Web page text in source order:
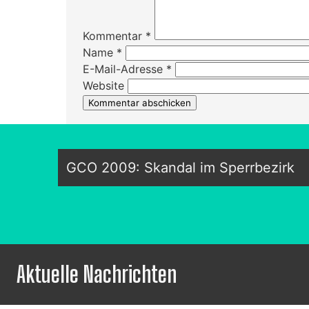
Kommentar *
Name *
E-Mail-Adresse *
Website
GCO 2009: Skandal im Sperrbezirk
Aktuelle Nachrichten